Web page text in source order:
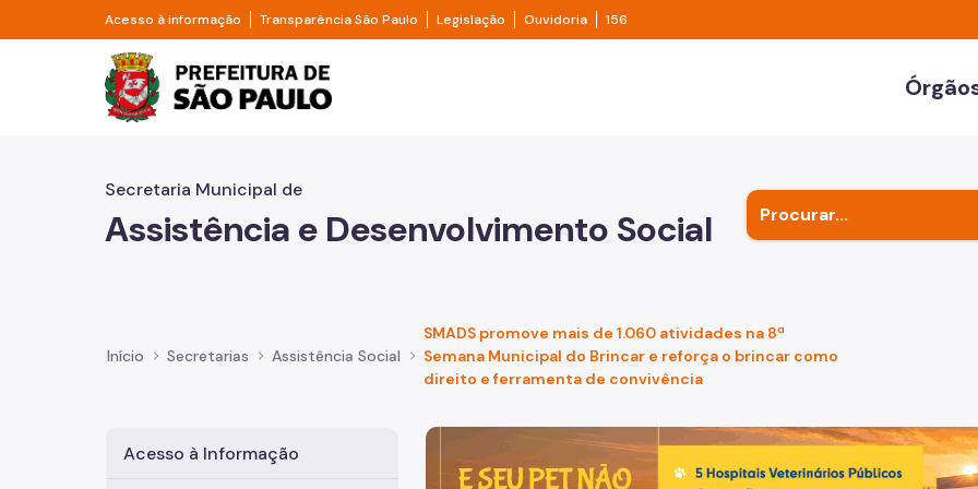
Pular para o Conteúdo principal
Acesso à informação Divisor de acesso à informação
Transparência São Paulo Divisor de transparência São Paulo
Legislação Legislação
Ouvidoria Ouvidoria
156
Prefeitura de São Paulo
Secretaria Municipal de
Assistência e Desenvolvimento Social
Início Secretarias Assistência Social
SMADS promove mais de 1.060 atividades na 8ª
Semana Municipal do Brincar e reforça o brincar como
direito e ferramenta de convivência
Acesso à Informação
Imagem de um cachorro caramelo e uma gata rajada, olhando para